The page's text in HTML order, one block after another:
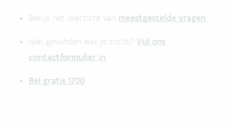
Bekijk het overzicht van meestgestelde vragen
Niet gevonden wat je zocht? Vul ons
contactformulier in
Bel gratis 1700